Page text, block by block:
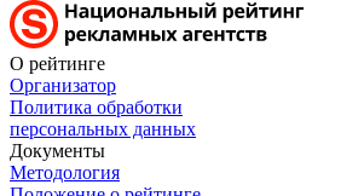
О рейтинге
Организатор
Политика обработки
персональных данных
Документы
Методология